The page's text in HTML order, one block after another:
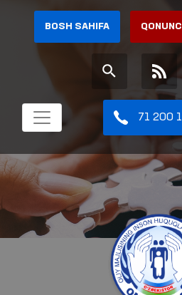
BOSH SAHIFA
71 200